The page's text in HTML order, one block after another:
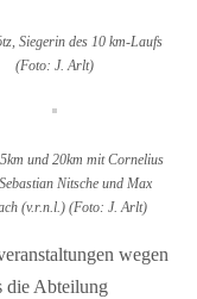
Siegerin des 10 km-Laufs
(Foto: J. Arlt)
und 20km mit Cornelius
Nitsche und Max
(v.r.n.l.) (Foto: J. Arlt)
wegen
die Abteilung